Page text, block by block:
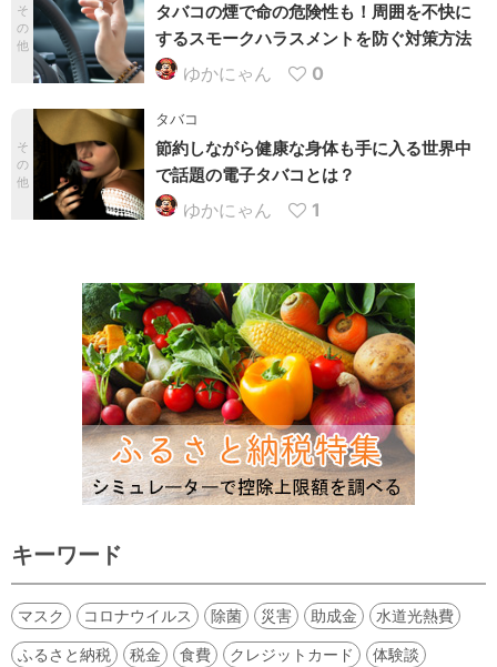
そ
の
他
タバコの煙で命の危険性も！周囲を不快に
するスモークハラスメントを防ぐ対策方法
ゆかにゃん 0
そ
の
他
タバコ
節約しながら健康な身体も手に入る世界中
で話題の電子タバコとは？
ゆかにゃん 1
キーワード
マスク コロナウイルス 除菌 災害 助成金 水道光熱費
ふるさと納税 税金 食費 クレジットカード 体験談